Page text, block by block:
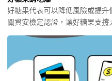
好糖果代表可以降低風險或提
關資安檢定認證，讓好糖果支撐